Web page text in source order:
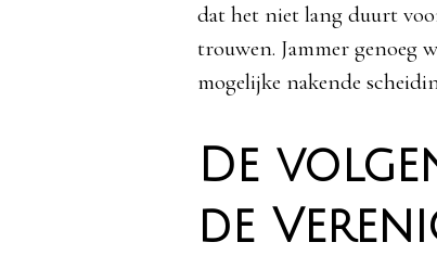
dat het niet lang duurt
trouwen. Jammer genoeg
mogelijke nakende
De
de